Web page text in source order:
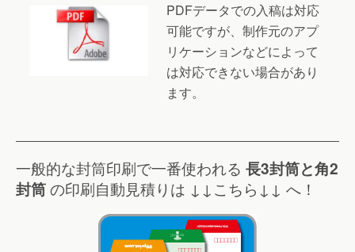
PDFデータでの入稿は対応
可能ですが、制作元のアプ
リケーションなどによって
は対応できない場合があり
ます。
一般的な封筒印刷で一番使われる 長3封筒と角2
封筒の印刷自動見積りは ↓↓こちら↓↓ へ！